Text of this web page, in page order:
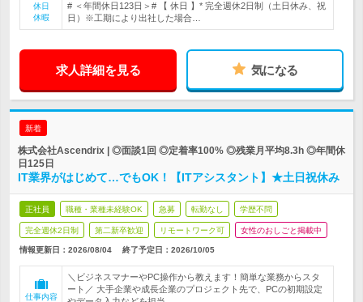
休日
休暇
# ＜年間休日123日＞# 【 休日 】* 完全週休2日制（土日休み、祝
日）※工期により出社した場合…
求人詳細を見る 気になる
新着
株式会社Ascendrix | ◎面談1回 ◎定着率100% ◎残業月平均8.3h ◎年間休
日125日
IT業界がはじめて…でもOK！【ITアシスタント】★土日祝休み
正社員 職種・業種未経験OK 急募 転勤なし 学歴不問
完全週休2日制 第二新卒歓迎 リモートワーク可 女性のおしごと掲載中
情報更新日：2026/08/04 終了予定日： 2026/10/05
仕事内容
＼ビジネスマナーやPC操作から教えます！簡単な業務からスタ
ート／ 大手企業や成長企業のプロジェクト先で、PCの初期設定